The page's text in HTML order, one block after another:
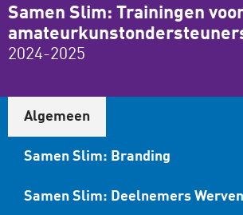
Samen Slim: Trainingen
2024-2025
Algemeen
Samen Slim: Branding
Samen Slim: Deelnemers Werven